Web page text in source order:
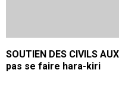
SOUTIEN DES CIVILS
pas se faire hara-kiri